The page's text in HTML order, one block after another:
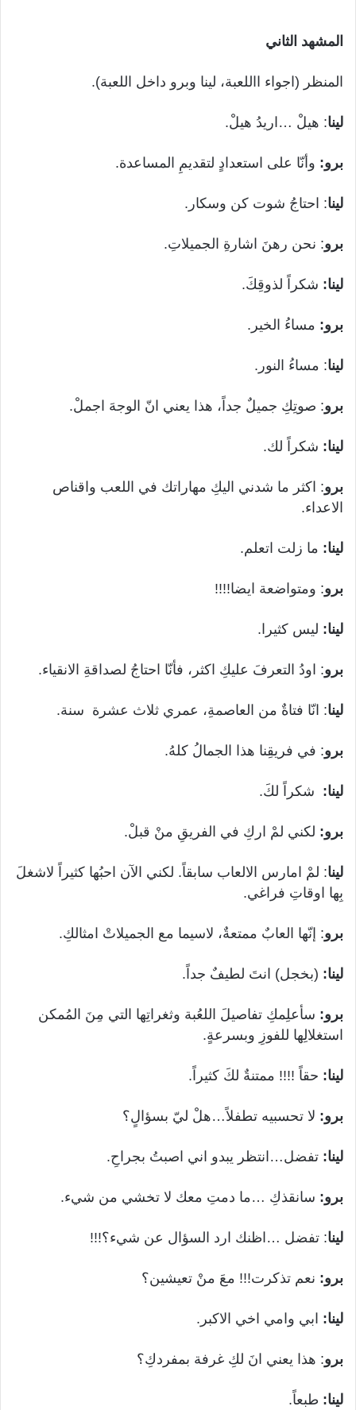
المشهد الثاني
المنظر (اجواء االلعبة، لينا وبرو داخل اللعبة).
لينا: هيلْ …اريدُ هيلْ.
برو: وأنّا على استعدادٍ لتقديمِ المساعدة.
لينا: احتاجُ شوت كن وسكار.
برو: نحن رهنَ اشارةِ الجميلاتِ.
لينا: شكراً لذوقِكَ.
برو: مساءُ الخير.
لينا: مساءُ النور.
برو: صوتِكِ جميلٌ جداً، هذا يعني انّ الوجهَ اجملْ.
لينا: شكراً لك.
برو: اكثر ما شدني اليكِ مهاراتك في اللعب واقناص
الاعداء.
لينا: ما زلت اتعلم.
برو: ومتواضعة ايضا!!!!
لينا: ليس كثيرا.
برو: اودُ التعرفَ عليكِ اكثر، فأنّا احتاجُ لصداقةِ الانقياء.
لينا: انّا فتاةٌ من العاصمةِ، عمري ثلاث عشرة سنة.
برو: في فريقِنا هذا الجمالُ كلهُ.
لينا: شكراً لكَ.
برو: لكني لمْ اركِ في الفريقِ منْ قبلْ.
لينا: لمْ امارس الالعاب سابقاً. لكني الآن احبُها كثيراً لاشغلَ
بِها اوقاتِ فراغي.
برو: إنّها العابٌ ممتعةٌ، لاسيما مع الجميلاتْ امثالكِ.
لينا: (بخجل) انتَ لطيفٌ جداً.
برو: سأعلِمكِ تفاصيلَ اللعُبة وثغراتِها التي مِنَ المُمكن
استغلالِها للفوزِ وبسرعةٍ.
لينا: حقاً !!!! ممتنةٌ لكَ كثيراً.
برو: لا تحسبيه تطفلاً…هلْ ليّ بسؤالٍ؟
لينا: تفضل…انتظر يبدو اني اصبتُ بجراحِ.
برو: سانقذكِ …ما دمتِ معك لا تخشي من شيء.
لينا: تفضل …اظنك ارد السؤال عن شيء؟!!!
برو: نعم تذكرت!!! معَ منْ تعيشين؟
لينا: ابي وامي اخي الاكبر.
برو: هذا يعني انَ لكِ غرفة بمفردكِ؟
لينا: طبعاً.